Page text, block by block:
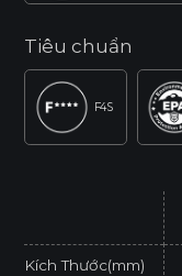
Tiêu chuẩn
F4S
Kích Thước(mm)